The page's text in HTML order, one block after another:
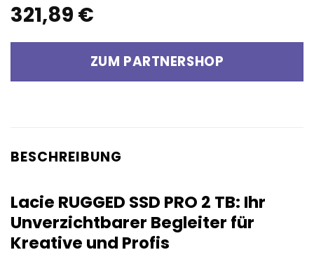
321,89 €
ZUM PARTNERSHOP
BESCHREIBUNG
Lacie RUGGED SSD PRO 2 TB: Ihr
Unverzichtbarer Begleiter für
Kreative und Profis